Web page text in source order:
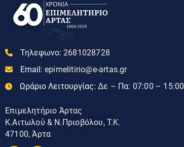
Τηλεφωνο: 2681028728
Email: epimelitirio@e-artas.gr
Ωράριο Λειτουργίας: Δε – Πα: 07:00 – 15:00
Επιμελητήριο Άρτας
Κ.Αιτωλού & Ν.Πριοβόλου, Τ.Κ.
47100, Άρτα